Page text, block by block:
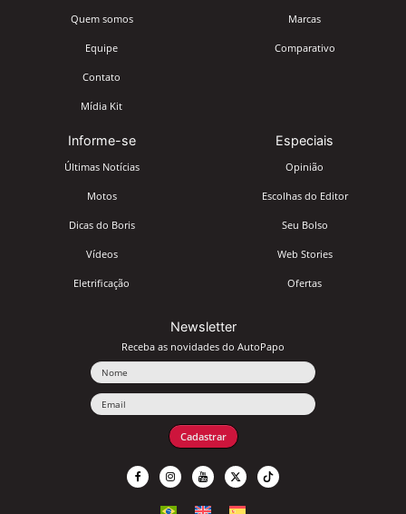
Quem somos
Equipe
Contato
Mídia Kit
Marcas
Comparativo
Informe-se
Últimas Notícias
Motos
Dicas do Boris
Vídeos
Eletrificação
Especiais
Opinião
Escolhas do Editor
Seu Bolso
Web Stories
Ofertas
Newsletter
Receba as novidades do AutoPapo
Cadastrar